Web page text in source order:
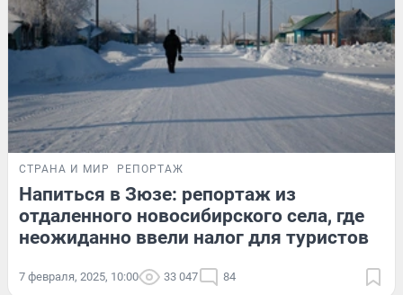
СТРАНА И МИР РЕПОРТАЖ
Напиться в Зюзе: репортаж из
отдаленного новосибирского села, где
неожиданно ввели налог для туристов
7 февраля, 2025, 10:00 33 047 84